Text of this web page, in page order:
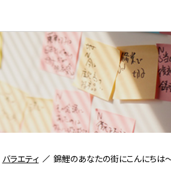
バラエティ 錦鯉のあなたの街にこんにちは